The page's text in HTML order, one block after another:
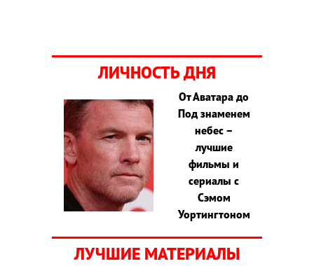
ЛИЧНОСТЬ ДНЯ
От Аватара до
Под знаменем
небес –
лучшие
фильмы и
сериалы с
Сэмом
Уортингтоном
ЛУЧШИЕ МАТЕРИАЛЫ